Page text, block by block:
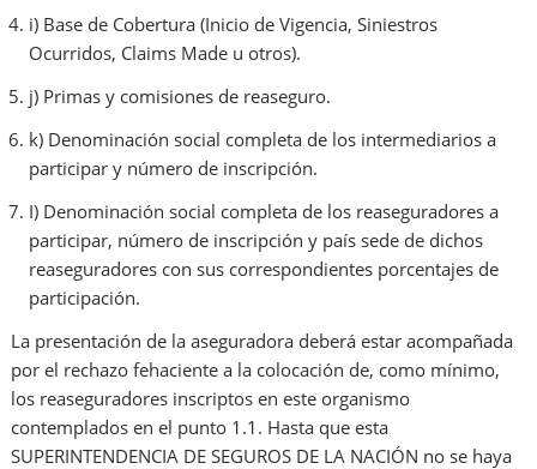
i) Base de Cobertura (Inicio de Vigencia, Siniestros
Ocurridos, Claims Made u otros).
j) Primas y comisiones de reaseguro.
k) Denominación social completa de los intermediarios a
participar y número de inscripción.
I) Denominación social completa de los reaseguradores a
participar, número de inscripción y país sede de dichos
reaseguradores con sus correspondientes porcentajes de
participación.
La presentación de la aseguradora deberá estar acompañada
por el rechazo fehaciente a la colocación de, como mínimo,
los reaseguradores inscriptos en este organismo
contemplados en el punto 1.1. Hasta que esta
SUPERINTENDENCIA DE SEGUROS DE LA NACIÓN no se haya